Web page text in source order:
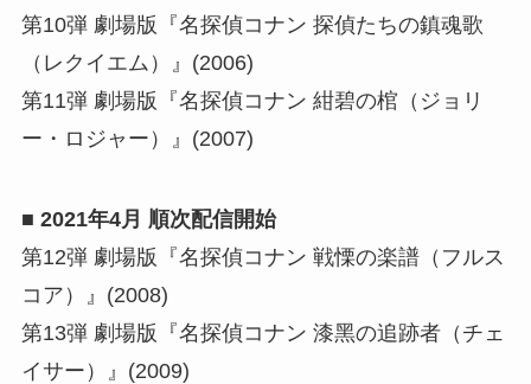
第10弾 劇場版『名探偵コナン 探偵たちの鎮魂歌
（レクイエム）』(2006)
第11弾 劇場版『名探偵コナン 紺碧の棺（ジョリ
ー・ロジャー）』(2007)
■ 2021年4⽉ 順次配信開始
第12弾 劇場版『名探偵コナン 戦慄の楽譜（フルス
コア）』(2008)
第13弾 劇場版『名探偵コナン 漆⿊の追跡者（チェ
イサー）』(2009)